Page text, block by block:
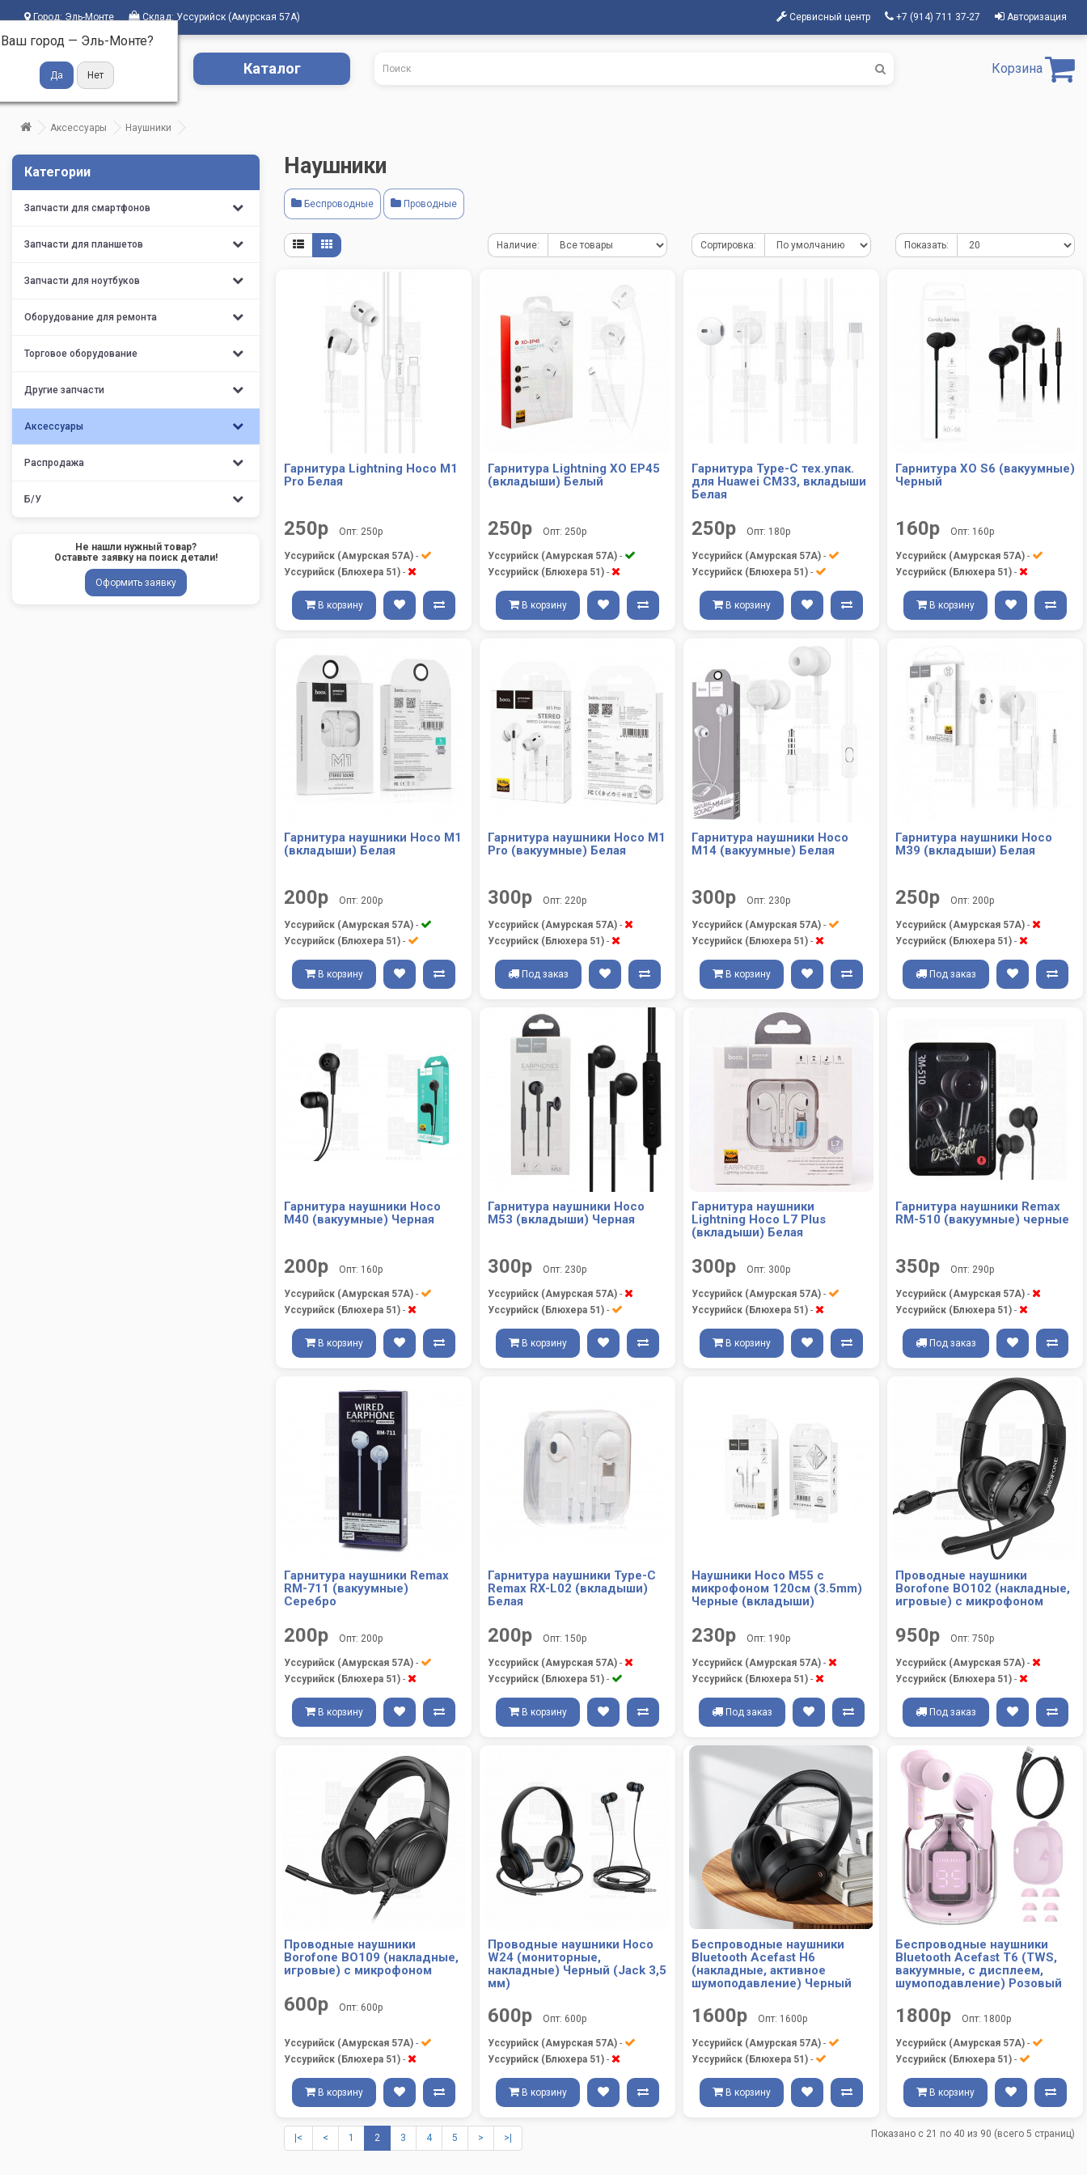
Город: Эль-Монте
Ваш город — Эль-Монте?
Склад: Уссурийск (Амурская 57А) Сервисный центр +7 (914) 711 37-27 Авторизация
Каталог Корзина
Аксессуары Наушники
Категории
Запчасти для смартфонов
Запчасти для планшетов
Запчасти для ноутбуков
Оборудование для ремонта
Торговое оборудование
Другие запчасти
Аксессуары
Распродажа
Б/У
Не нашли нужный товар?
Оставьте заявку на поиск детали!
Оформить заявку
Наушники
Беспроводные Проводные
Наличие: Сортировка: Показать:
Гарнитура Lightning Hoco M1
Pro Белая
250р Опт: 250р
Уссурийск (Амурская 57А) -
Уссурийск (Блюхера 51) -
В корзину
Гарнитура Lightning XO EP45
(вкладыши) Белый
250р Опт: 250р
Уссурийск (Амурская 57А) -
Уссурийск (Блюхера 51) -
В корзину
Гарнитура Type-C тех.упак.
для Huawei CM33, вкладыши
Белая
250р Опт: 180р
Уссурийск (Амурская 57А) -
Уссурийск (Блюхера 51) -
В корзину
Гарнитура XO S6 (вакуумные)
Черный
160р Опт: 160р
Уссурийск (Амурская 57А) -
Уссурийск (Блюхера 51) -
В корзину
Гарнитура наушники Hoco M1
(вкладыши) Белая
200р Опт: 200р
Уссурийск (Амурская 57А) -
Уссурийск (Блюхера 51) -
В корзину
Гарнитура наушники Hoco M1
Pro (вакуумные) Белая
300р Опт: 220р
Уссурийск (Амурская 57А) -
Уссурийск (Блюхера 51) -
Под заказ
Гарнитура наушники Hoco
M14 (вакуумные) Белая
300р Опт: 230р
Уссурийск (Амурская 57А) -
Уссурийск (Блюхера 51) -
В корзину
Гарнитура наушники Hoco
M39 (вкладыши) Белая
250р Опт: 200р
Уссурийск (Амурская 57А) -
Уссурийск (Блюхера 51) -
Под заказ
Гарнитура наушники Hoco
M40 (вакуумные) Черная
200р Опт: 160р
Уссурийск (Амурская 57А) -
Уссурийск (Блюхера 51) -
В корзину
Гарнитура наушники Hoco
M53 (вкладыши) Черная
300р Опт: 230р
Уссурийск (Амурская 57А) -
Уссурийск (Блюхера 51) -
В корзину
Гарнитура наушники
Lightning Hoco L7 Plus
(вкладыши) Белая
300р Опт: 300р
Уссурийск (Амурская 57А) -
Уссурийск (Блюхера 51) -
В корзину
Гарнитура наушники Remax
RM-510 (вакуумные) черные
350р Опт: 290р
Уссурийск (Амурская 57А) -
Уссурийск (Блюхера 51) -
Под заказ
Гарнитура наушники Remax
RM-711 (вакуумные)
Серебро
200р Опт: 200р
Уссурийск (Амурская 57А) -
Уссурийск (Блюхера 51) -
В корзину
Гарнитура наушники Type-C
Remax RX-L02 (вкладыши)
Белая
200р Опт: 150р
Уссурийск (Амурская 57А) -
Уссурийск (Блюхера 51) -
В корзину
Наушники Hoco M55 с
микрофоном 120см (3.5mm)
Черные (вкладыши)
230р Опт: 190р
Уссурийск (Амурская 57А) -
Уссурийск (Блюхера 51) -
Под заказ
Проводные наушники
Borofone BO102 (накладные,
игровые) с микрофоном
950р Опт: 750р
Уссурийск (Амурская 57А) -
Уссурийск (Блюхера 51) -
Под заказ
Проводные наушники
Borofone BO109 (накладные,
игровые) с микрофоном
600р Опт: 600р
Уссурийск (Амурская 57А) -
Уссурийск (Блюхера 51) -
В корзину
Проводные наушники Hoco
W24 (мониторные,
накладные) Черный (Jack 3,5
мм)
600р Опт: 600р
Уссурийск (Амурская 57А) -
Уссурийск (Блюхера 51) -
В корзину
Беспроводные наушники
Bluetooth Acefast H6
(накладные, активное
шумоподавление) Черный
1600р Опт: 1600р
Уссурийск (Амурская 57А) -
Уссурийск (Блюхера 51) -
В корзину
Беспроводные наушники
Bluetooth Acefast T6 (TWS,
вакуумные, с дисплеем,
шумоподавление) Розовый
1800р Опт: 1800р
Уссурийск (Амурская 57А) -
Уссурийск (Блюхера 51) -
В корзину
|< < 1 2 3 4 5 > >| Показано с 21 по 40 из 90 (всего 5 страниц)